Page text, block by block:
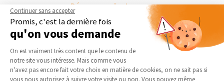
Démarrage des travaux
Séléctionnez en toute liberté vos artisans et les travaux
peuvent commencer !
DEMANDER UN DEVIS GRATUIT
Continuer sans accepter
Promis, c'est la dernière fois
qu'on vous demande
Plateforme de Gestion du
On est vraiment très content que le contenu de
notre site vous intéresse. Mais comme vous
n'avez pas encore fait votre choix en matière de cookies, on ne sait pas si
Axeptio consent